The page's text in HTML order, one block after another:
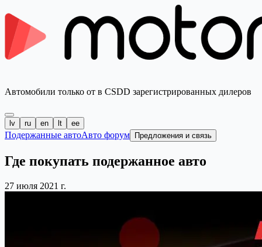
Автомобили только от в CSDD зарегистрированных дилеров
lv ru en lt ee
Подержанные автоАвто форум Предложения и связь
Где покупать подержанное авто
27 июля 2021 г.